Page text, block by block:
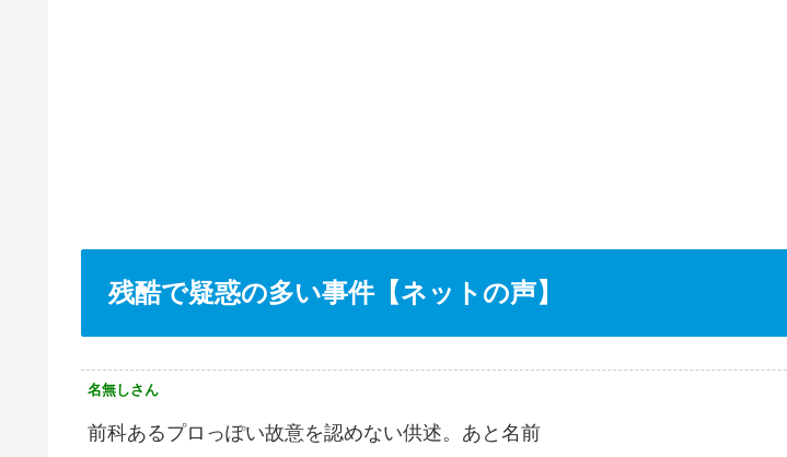
残酷で疑惑の多い事件【ネットの声】
名無しさん
前科あるプロっぽい故意を認めない供述。あと名前